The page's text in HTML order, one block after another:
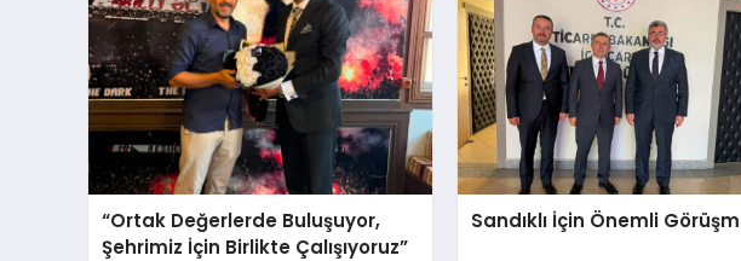
“Ortak Değerlerde Buluşuyor,
Şehrimiz İçin Birlikte Çalışıyoruz”
Sandıklı İçin Önemli